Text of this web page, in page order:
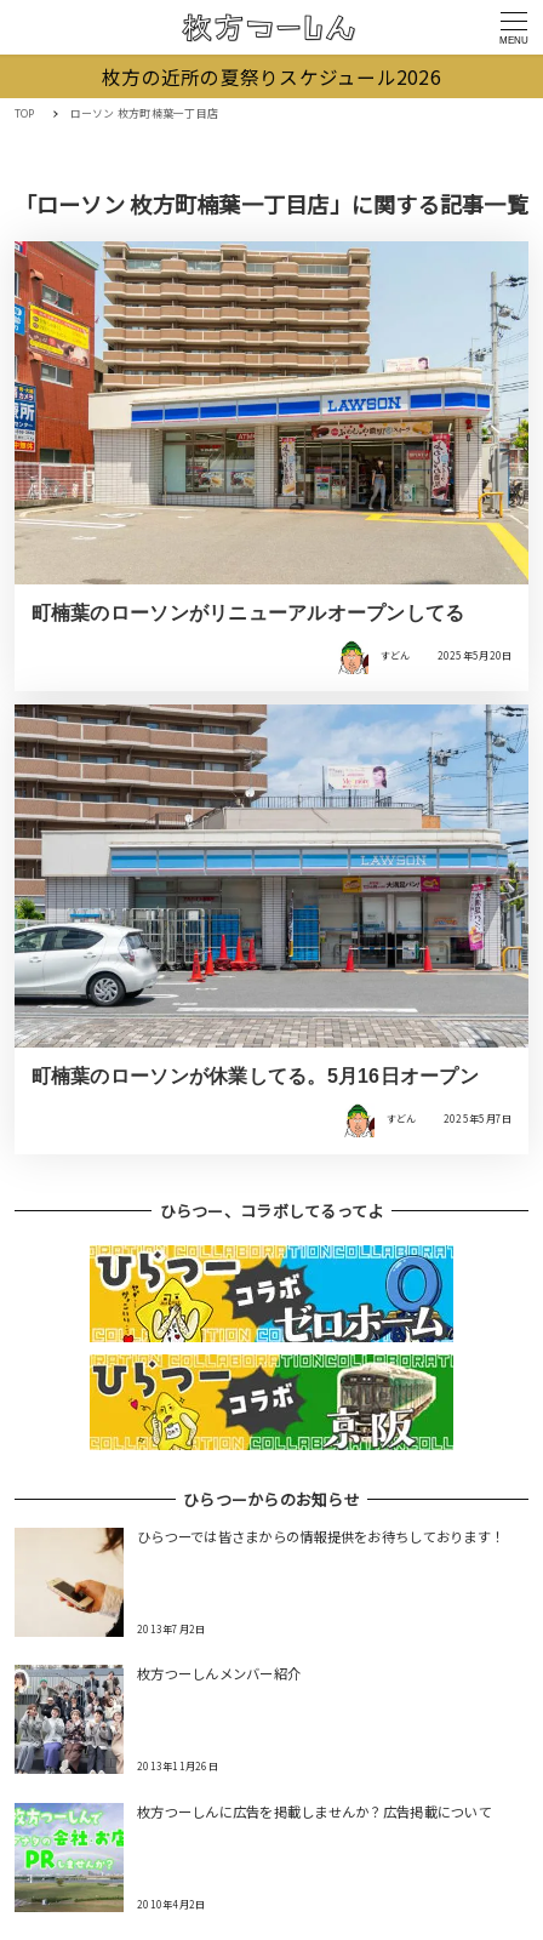
MENU
枚方の近所の夏祭りスケジュール2026
TOP ローソン 枚方町楠葉一丁目店
「ローソン 枚方町楠葉一丁目店」に関する記事一覧
町楠葉のローソンがリニューアルオープンしてる
すどん 2025年5月20日
町楠葉のローソンが休業してる。5月16日オープン
すどん 2025年5月7日
ひらつー、コラボしてるってよ
ひらつーからのお知らせ
ひらつーでは皆さまからの情報提供をお待ちしております！
2013年7月2日
枚方つーしんメンバー紹介
2013年11月26日
枚方つーしんに広告を掲載しませんか？広告掲載について
2010年4月2日